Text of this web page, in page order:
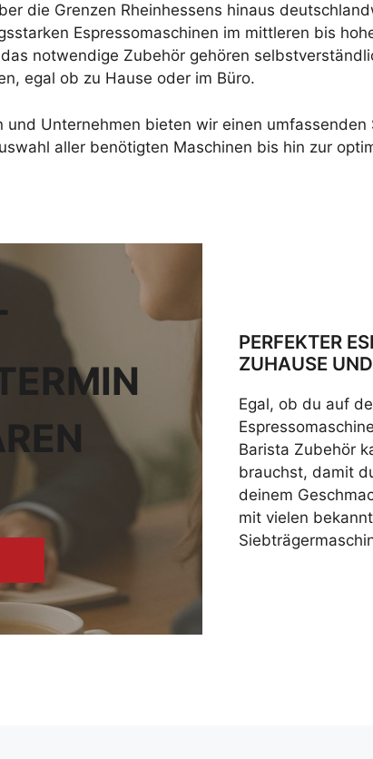
die Grenzen Rheinhessens hinaus
Espressomaschinen im mittleren bis
notwendige Zubehör gehören
egal ob zu Hause oder im Büro.
und Unternehmen bieten wir einen
aller benötigten Maschinen bis hin zur
PERFEKTER
ZUHAUSE
Egal, ob du auf
Barista Zubehör
brauchst, damit
deinem
mit vielen